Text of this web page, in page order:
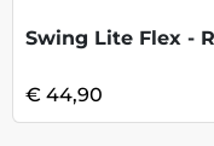
Swing Lite Flex -
€ 44,90